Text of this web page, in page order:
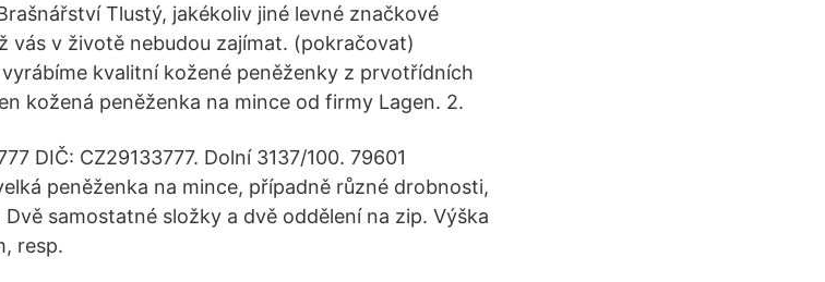
Tlustý, jakékoliv jiné levné značkové
vás v životě nebudou zajímat. (pokračovat)
kvalitní kožené peněženky z prvotřídních
kožená peněženka na mince od firmy Lagen. 2.
DIČ: CZ29133777. Dolní 3137/100. 79601
peněženka na mince, případně různé drobnosti,
samostatné složky a dvě oddělení na zip. Výška
resp.